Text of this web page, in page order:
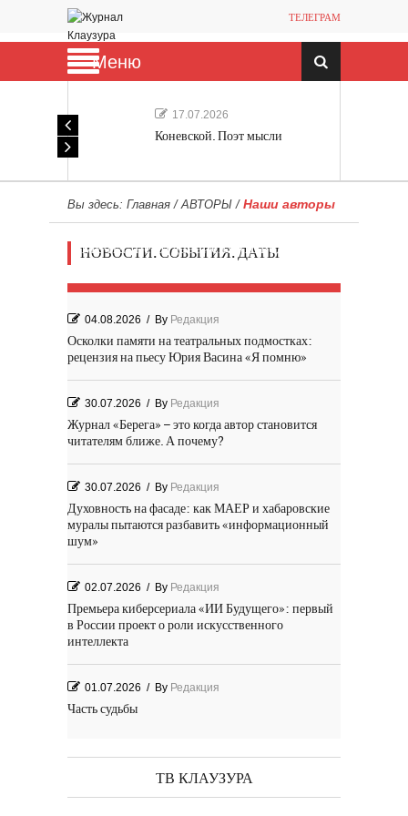
ТЕЛЕГРАМ
Меню
17.07.2026
Коневской. Поэт мысли
Вы здесь: Главная /АВТОРЫ / Наши авторы
НОВОСТИ. СОБЫТИЯ. ДАТЫ
Мечта, не отдавайся! «Шведская
04.08.2026 / By Редакция
Осколки памяти на театральных подмостках:
рецензия на пьесу Юрия Васина «Я помню»
30.07.2026 / By Редакция
Журнал «Берега» – это когда автор становится
читателям ближе. А почему?
30.07.2026 / By Редакция
Духовность на фасаде: как МАЕР и хабаровские
муралы пытаются разбавить «информационный
шум»
02.07.2026 / By Редакция
Премьера киберсериала «ИИ Будущего»: первый
в России проект о роли искусственного
интеллекта
01.07.2026 / By Редакция
Часть судьбы
29.06.2026 / ByРедакция
День Победы! Посёлок Гидростроитель. 2026 год
ТВ КЛАУЗУРА